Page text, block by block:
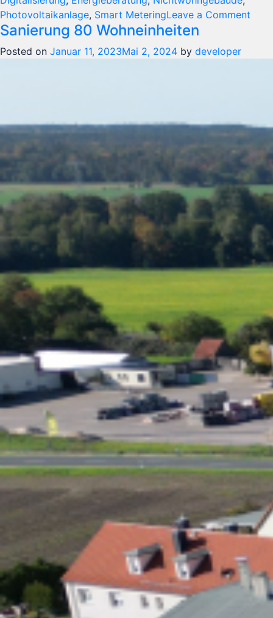
Photovoltaikanlage, Smart MeteringLeave a Comment
Sanierung 80 Wohneinheiten
Posted on Januar 11, 2023Mai 2, 2024 by developer